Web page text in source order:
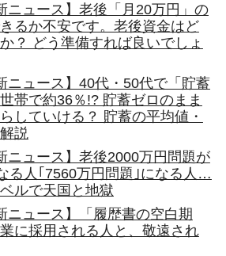
ニュース】老後「月20万円」の
るか不安です。老後資金はど
？ どう準備すれば良いでしょ
ニュース】40代・50代で「貯蓄
帯で約36％!? 貯蓄ゼロのまま
していける？ 貯蓄の平均値・
説
ニュース】老後2000万円問題が
る人｢7560万円問題｣になる人…
ルで天国と地獄
ニュース】「履歴書の空白期
に採用される人と、敬遠され